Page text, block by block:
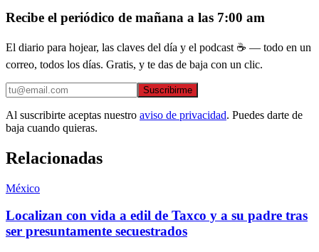
Recibe el periódico de mañana a las 7:00 am
El diario para hojear, las claves del día y el podcast ☕ — todo en un
correo, todos los días. Gratis, y te das de baja con un clic.
Suscribirme
Al suscribirte aceptas nuestro aviso de privacidad. Puedes darte de
baja cuando quieras.
Relacionadas
México
Localizan con vida a edil de Taxco y a su padre tras
ser presuntamente secuestrados